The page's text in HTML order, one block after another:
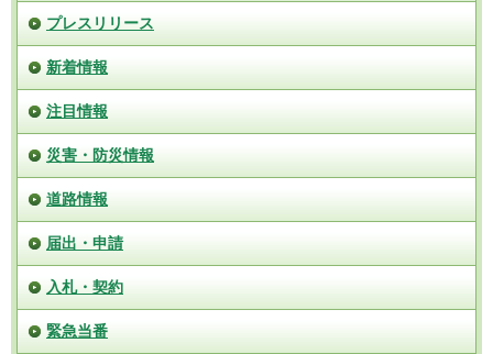
プレスリリース
新着情報
注目情報
災害・防災情報
道路情報
届出・申請
入札・契約
緊急当番